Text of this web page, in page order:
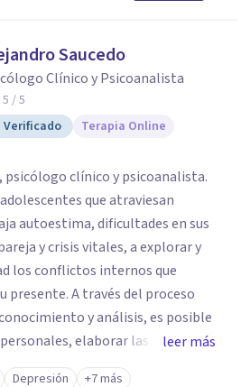
Saucedo
Clínico y Psicoanalista
5 / 5
Verificado
Terapia Online
psicólogo clínico y psicoanalista.
que atraviesan
autoestima, dificultades en sus
y crisis vitales, a explorar y
los conflictos internos que
del proceso
y análisis, es posible
elaborar las
y resignificarlas, liberando su
leer más
Depresión +7 más